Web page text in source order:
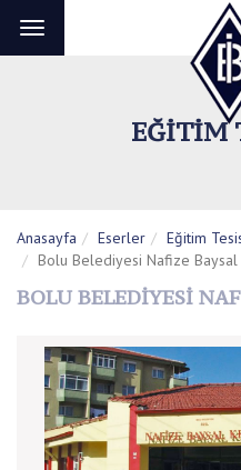
Toggle
navigation
EĞITIM
Anasayfa Eserler
Eğitim
Bolu Belediyesi Nafize Baysal
BOLU BELEDIYESI